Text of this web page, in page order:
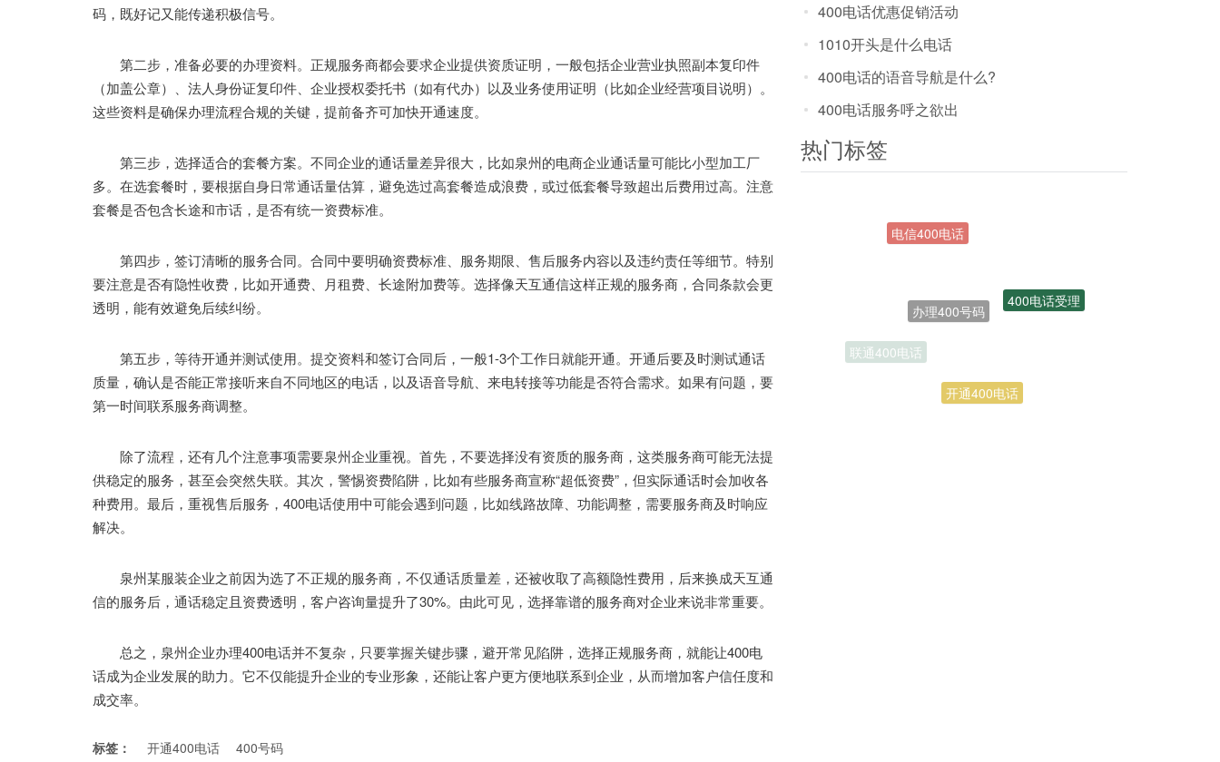
码，既好记又能传递积极信号。
第二步，准备必要的办理资料。正规服务商都会要求企业提供资质证明，一般包括企业营业执照副本复印件
（加盖公章）、法人身份证复印件、企业授权委托书（如有代办）以及业务使用证明（比如企业经营项目说明）。
这些资料是确保办理流程合规的关键，提前备齐可加快开通速度。
第三步，选择适合的套餐方案。不同企业的通话量差异很大，比如泉州的电商企业通话量可能比小型加工厂
多。在选套餐时，要根据自身日常通话量估算，避免选过高套餐造成浪费，或过低套餐导致超出后费用过高。注意
套餐是否包含长途和市话，是否有统一资费标准。
第四步，签订清晰的服务合同。合同中要明确资费标准、服务期限、售后服务内容以及违约责任等细节。特别
要注意是否有隐性收费，比如开通费、月租费、长途附加费等。选择像天互通信这样正规的服务商，合同条款会更
透明，能有效避免后续纠纷。
第五步，等待开通并测试使用。提交资料和签订合同后，一般1-3个工作日就能开通。开通后要及时测试通话
质量，确认是否能正常接听来自不同地区的电话，以及语音导航、来电转接等功能是否符合需求。如果有问题，要
第一时间联系服务商调整。
除了流程，还有几个注意事项需要泉州企业重视。首先，不要选择没有资质的服务商，这类服务商可能无法提
供稳定的服务，甚至会突然失联。其次，警惕资费陷阱，比如有些服务商宣称“超低资费”，但实际通话时会加收各
种费用。最后，重视售后服务，400电话使用中可能会遇到问题，比如线路故障、功能调整，需要服务商及时响应
解决。
泉州某服装企业之前因为选了不正规的服务商，不仅通话质量差，还被收取了高额隐性费用，后来换成天互通
信的服务后，通话稳定且资费透明，客户咨询量提升了30%。由此可见，选择靠谱的服务商对企业来说非常重要。
总之，泉州企业办理400电话并不复杂，只要掌握关键步骤，避开常见陷阱，选择正规服务商，就能让400电
话成为企业发展的助力。它不仅能提升企业的专业形象，还能让客户更方便地联系到企业，从而增加客户信任度和
成交率。
标签： 开通400电话 400号码
400电话优惠促销活动
1010开头是什么电话
400电话的语音导航是什么?
400电话服务呼之欲出
热门标签
开通400电话
联通400电话